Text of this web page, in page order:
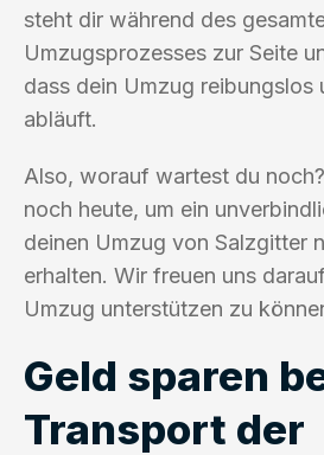
steht dir während des
Umzugsprozesses zur Seite
dass dein Umzug reibungslos
abläuft.
Also, worauf wartest du noch?
noch heute, um ein
deinen Umzug von Salzgitter
erhalten. Wir freuen uns
Umzug unterstützen zu
Geld sparen
Transport der